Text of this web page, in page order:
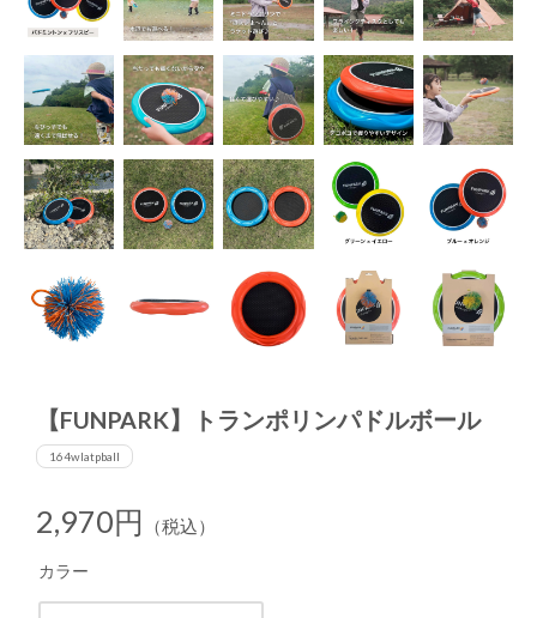
【FUNPARK】トランポリンパドルボール
164wlatpball
2,970円 （税込）
カラー